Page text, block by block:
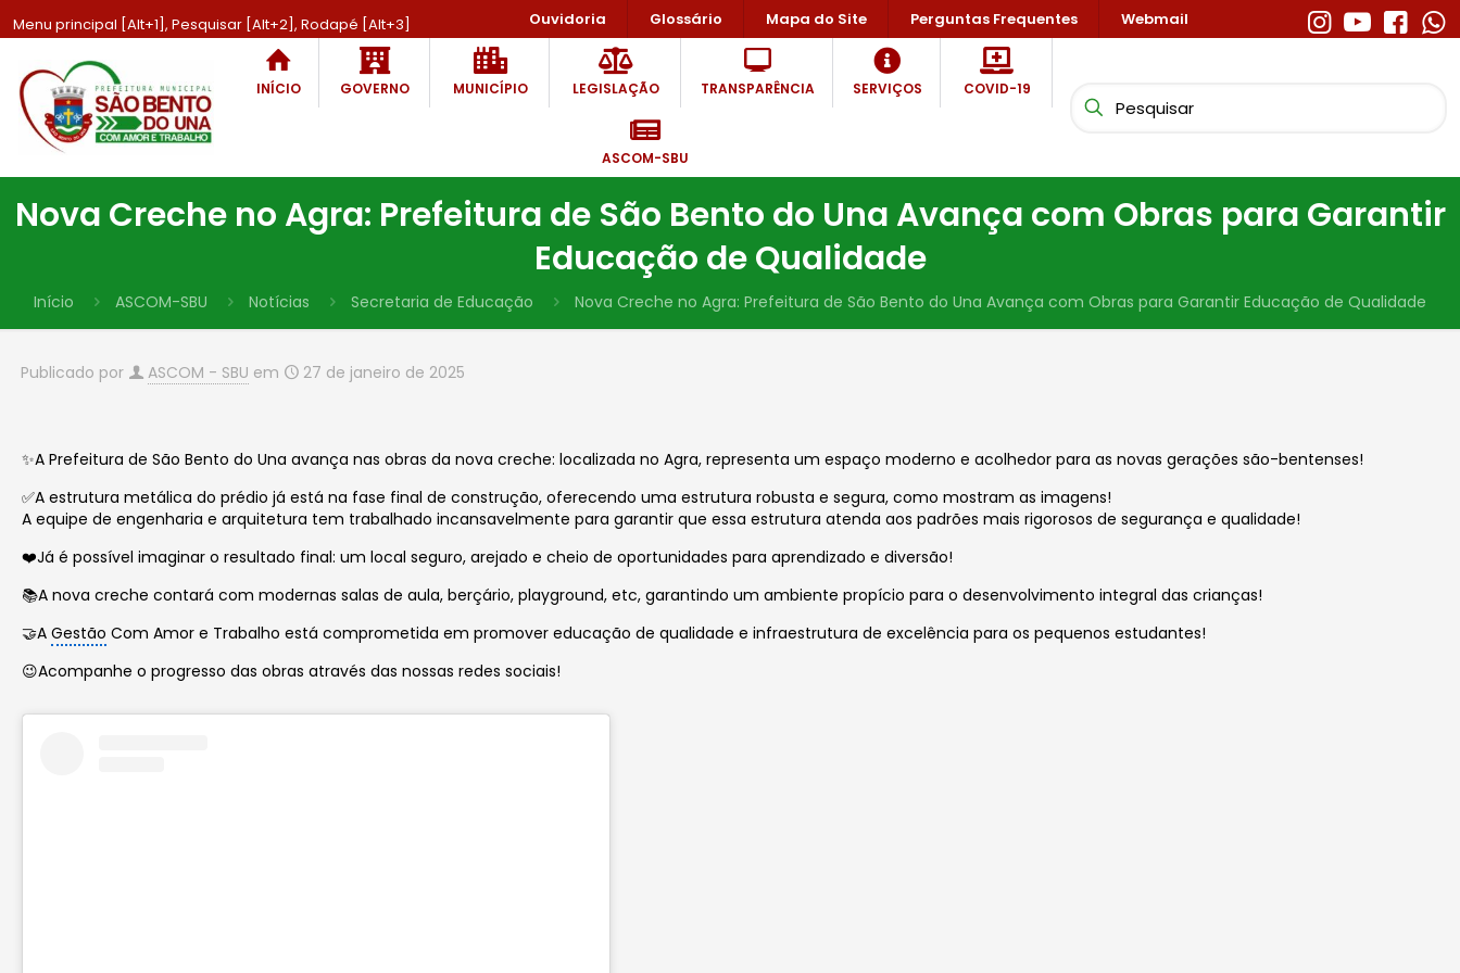
Menu principal [Alt+1], Pesquisar [Alt+2], Rodapé [Alt+3] Ouvidoria Glossário Mapa do Site Perguntas Frequentes Webmail
INÍCIO GOVERNO MUNICÍPIO LEGISLAÇÃO TRANSPARÊNCIA SERVIÇOS COVID-19
ASCOM-SBU
Nova Creche no Agra: Prefeitura de São Bento do Una Avança com Obras para Garantir
Educação de Qualidade
Início ASCOM-SBU Notícias Secretaria de Educação Nova Creche no Agra: Prefeitura de São Bento do Una Avança com Obras para Garantir Educação de Qualidade
Publicado por ASCOM - SBU em 27 de janeiro de 2025
✨A Prefeitura de São Bento do Una avança nas obras da nova creche: localizada no Agra, representa um espaço moderno e acolhedor para as novas gerações são-bentenses!
✅A estrutura metálica do prédio já está na fase final de construção, oferecendo uma estrutura robusta e segura, como mostram as imagens!
A equipe de engenharia e arquitetura tem trabalhado incansavelmente para garantir que essa estrutura atenda aos padrões mais rigorosos de segurança e qualidade!
❤️Já é possível imaginar o resultado final: um local seguro, arejado e cheio de oportunidades para aprendizado e diversão!
📚A nova creche contará com modernas salas de aula, berçário, playground, etc, garantindo um ambiente propício para o desenvolvimento integral das crianças!
🤝AGestão Com Amor e Trabalho está comprometida em promover educação de qualidade e infraestrutura de excelência para os pequenos estudantes!
😉Acompanhe o progresso das obras através das nossas redes sociais!